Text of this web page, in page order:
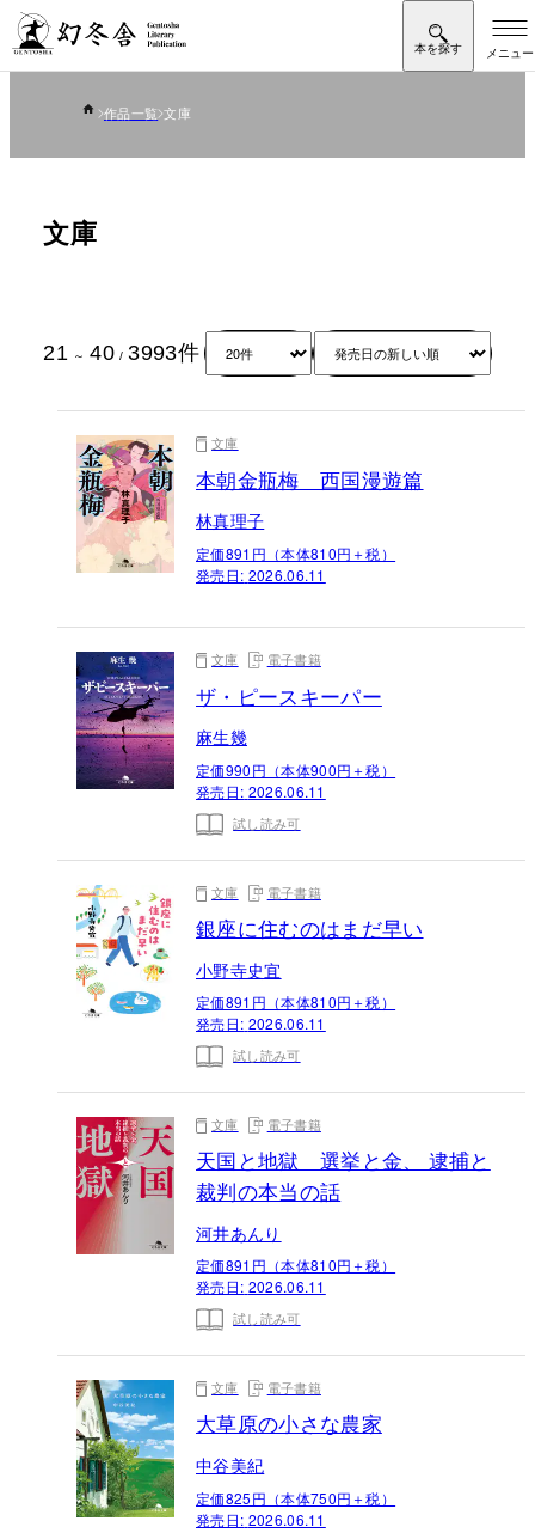
作品一覧 文庫
文庫
21 ～ 40 / 3993件
文庫
本朝金瓶梅 西国漫遊篇
林真理子
定価891円（本体810円＋税）
発売日: 2026.06.11
文庫 電子書籍
ザ・ピースキーパー
麻生幾
定価990円（本体900円＋税）
発売日: 2026.06.11
試し読み可
文庫 電子書籍
銀座に住むのはまだ早い
小野寺史宜
定価891円（本体810円＋税）
発売日: 2026.06.11
試し読み可
文庫 電子書籍
天国と地獄 選挙と金、 逮捕と
裁判の本当の話
河井あんり
定価891円（本体810円＋税）
発売日: 2026.06.11
試し読み可
文庫 電子書籍
大草原の小さな農家
中谷美紀
定価825円（本体750円＋税）
発売日: 2026.06.11